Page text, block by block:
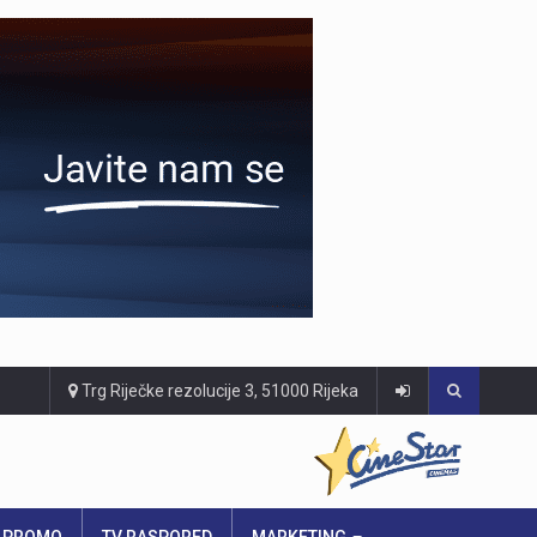
Trg Riječke rezolucije 3, 51000 Rijeka